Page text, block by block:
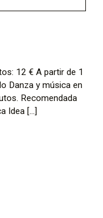
12 € A partir de 1
Danza y música en
Recomendada
Idea [...]